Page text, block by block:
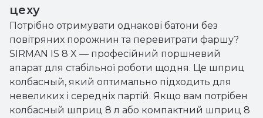
цеху
Потрібно отримувати однакові батони без
повітряних порожнин та перевитрати фаршу?
SIRMAN IS 8 X — професійний поршневий
апарат для стабільної роботи щодня. Це шприц
колбасный, який оптимально підходить для
невеликих і середніх партій. Якщо вам потрібен
колбасный шприц 8 л або компактний шприц 8